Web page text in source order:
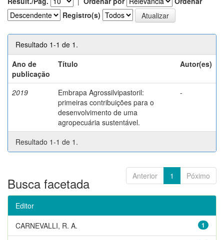
Registro(s)
Resultado 1-1 de 1.
Ano de
publicação
Título Autor(es)
2019
Embrapa Agrossilvipastoril:
primeiras contribuições para o
desenvolvimento de uma
agropecuária sustentável.
-
Resultado 1-1 de 1.
Anterior 1 Póximo
Busca facetada
Editor
1
CARNEVALLI, R. A.